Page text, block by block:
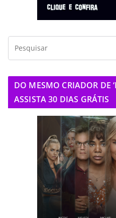
DO MESMO CRIADOR DE
ASSISTA 30 DIAS GRÁTIS